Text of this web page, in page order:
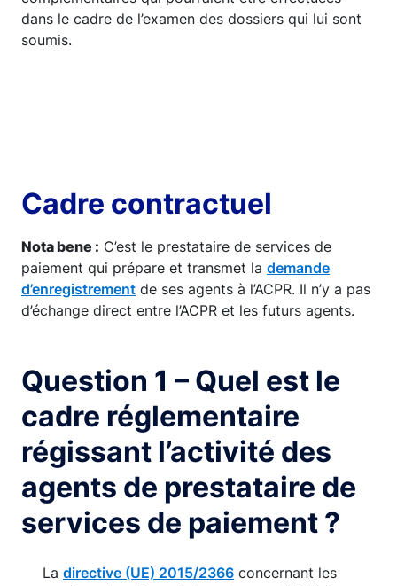
dans le cadre de l’examen des dossiers qui lui sont
soumis.
Cadre contractuel
Nota bene : C’est le prestataire de services de
paiement qui prépare et transmet la demande
d’enregistrement de ses agents à l’ACPR. Il n’y a pas
d’échange direct entre l’ACPR et les futurs agents.
Question 1 – Quel est le
cadre réglementaire
régissant l’activité des
agents de prestataire de
services de paiement ?
La directive (UE) 2015/2366 concernant les